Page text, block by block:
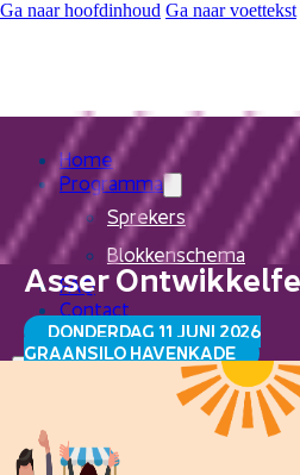
Ga naar hoofdinhoud Ga naar voettekst
Home
Programma
Sprekers
Blokkenschema
FAQ
Contact
Home
Asser
DONDERDAG 11 JUNI 2026
GRAANSILO HAVENKADE